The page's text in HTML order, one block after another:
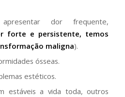
dor frequente,
forte e persistente, temos
maligna).
ósseas.
estéticos.
estáveis a vida toda, outros